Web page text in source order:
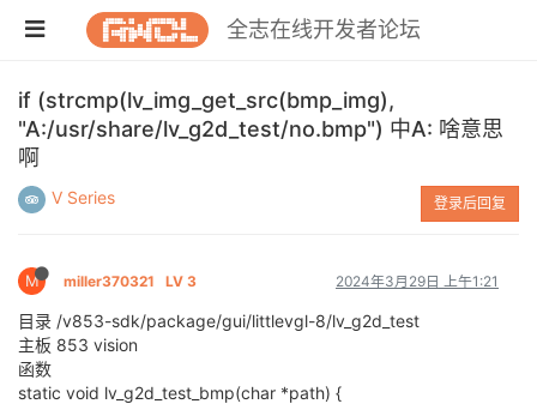
全志在线开发者论坛
if (strcmp(lv_img_get_src(bmp_img),
"A:/usr/share/lv_g2d_test/no.bmp") 中A: 啥意思
啊
V Series 登录后回复
M miller370321 LV 3 2024年3月29日 上午1:21
目录 /v853-sdk/package/gui/littlevgl-8/lv_g2d_test
主板 853 vision
函数
static void lv_g2d_test_bmp(char *path) {